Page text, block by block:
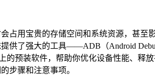
占用宝贵的存储空间和系统资源，甚
供了强大的工具——ADB（Android
预装软件，帮助你优化设备性能、释
步骤和注意事项。